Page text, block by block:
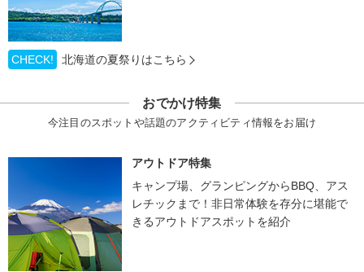
CHECK! 北海道の夏祭りはこちら
おでかけ特集
今注目のスポットや話題のアクティビティ情報をお届け
アウトドア特集
キャンプ場、グランピングからBBQ、アス
レチックまで！非日常体験を存分に堪能で
きるアウトドアスポットを紹介